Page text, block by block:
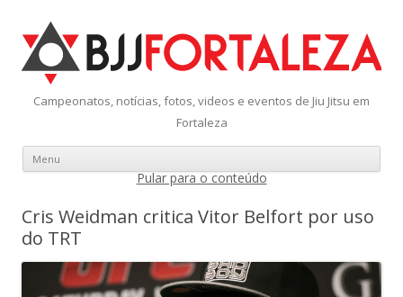
Campeonatos, notícias, fotos, videos e eventos de Jiu Jitsu em
Fortaleza
Menu
Pular para o conteúdo
Cris Weidman critica Vitor Belfort por uso
do TRT